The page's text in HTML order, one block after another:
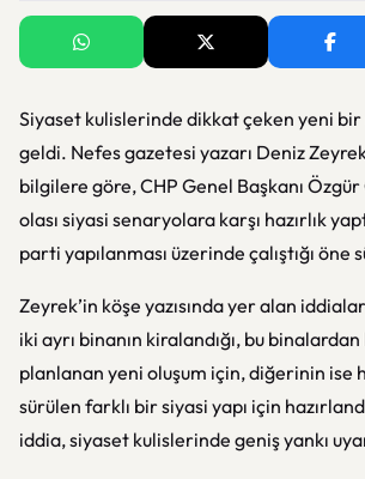
Siyaset kulislerinde dikkat çeken yeni
geldi. Nefes gazetesi yazarı Deniz
bilgilere göre, CHP Genel Başkanı
olası siyasi senaryolara karşı hazırlık
parti yapılanması üzerinde çalıştığı öne
Zeyrek’in köşe yazısında yer alan
iki ayrı binanın kiralandığı, bu
planlanan yeni oluşum için, diğerinin ise
sürülen farklı bir siyasi yapı için
iddia, siyaset kulislerinde geniş yankı